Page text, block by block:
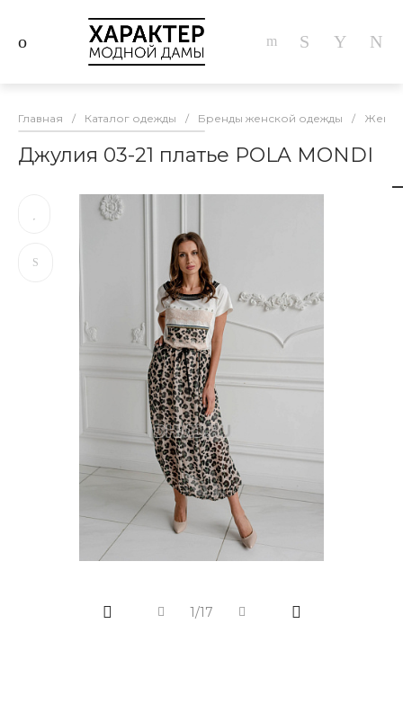
Главная / Каталог одежды / Бренды женской одежды /
Джулия 03-21 платье POLA MONDI
1/17